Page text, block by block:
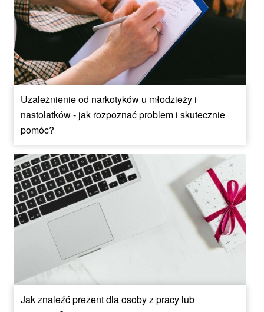
Uzależnienie od narkotyków u młodzieży i
nastolatków - jak rozpoznać problem i skutecznie
pomóc?
Jak znaleźć prezent dla osoby z pracy lub